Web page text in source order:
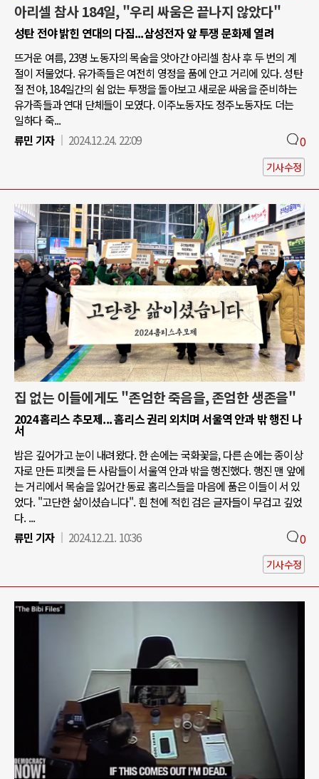
아리셀 참사 184일, "우리 싸움은 끝나지 않았다"
성탄 전야 밝힌 연대의 다짐...삼성전자 앞 투쟁 문화제 열려
뜨거운 여름, 23명 노동자의 목숨을 앗아간 아리셀 참사 후 두 번의 계
절이 저물었다. 유가족들은 여전히 영정을 품에 안고 거리에 있다. 성탄
절 전야, 184일간의 쉼 없는 투쟁을 돌아보고 새로운 싸움을 준비하는
유가족들과 연대 단체들이 모였다. 이주노동자도 정주노동자도 더는
일하다 죽...
류민 기자
2024.12.24. 22:09 0
기사수정
집 없는 이들에게도 "존엄한 죽음을, 존엄한 생존을"
2024 홈리스 추모제... 홈리스 권리 외치며 서울역 안과 밖 행진 나
서
밤은 깊어가고 눈이 내려왔다. 한 손에는 국화꽃을, 다른 손에는 종이상
자로 만든 피켓을 든 사람들이 서울역 안과 밖을 행진했다. 행진 맨 앞에
는 거리에서 목숨을 잃어간 동료 홈리스들을 마음에 품은 이들이 서 있
었다. "고단한 삶이셨습니다". 흰 천에 적힌 검은 글자들이 무겁고 깊었
다. ...
류민 기자
2024.12.21. 10:36 0
기사수정